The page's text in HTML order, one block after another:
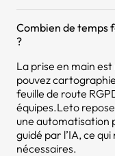
Combien de temps
?
La prise en main est
pouvez
feuille de route
équipes.Leto
une automatisation
guidé par l’IA, ce
nécessaires.